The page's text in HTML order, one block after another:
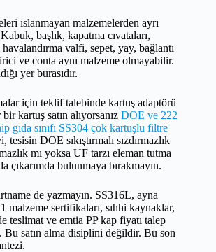
ıslanmayan malzemelerden ayrı
başlık, kapatma cıvataları,
valfi, sepet, yay, bağlantı
ve conta aynı malzeme olmayabilir.
yer burasıdır.
için teklif talebinde kartuş adaptörü
kartuş satın alıyorsanız DOE ve 222
gıda sınıfı SS304 çok kartuşlu filtre
tesisin DOE sıkıştırmalı sızdırmazlık
mı yoksa UF tarzı eleman tutma
çıkarımda bulunmaya bırakmayın.
de yazmayın. SS316L, ayna
malzeme sertifikaları, sıhhi kaynaklar,
teslimat ve emtia PP kap fiyatı talep
satın alma disiplini değildir. Bu son